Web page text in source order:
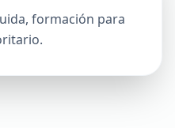
formación para